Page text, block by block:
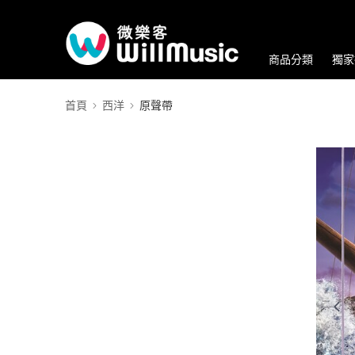
商品分類 獨
首頁 西洋 原聲帶